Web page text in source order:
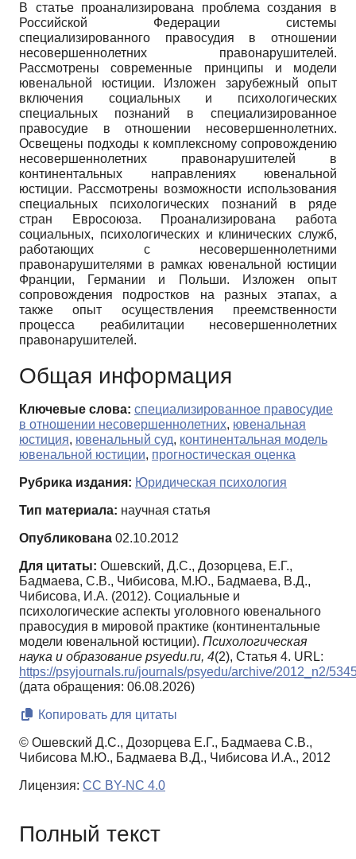
В статье проанализирована проблема создания в
Российской Федерации системы
специализированного правосудия в отношении
несовершеннолетних правонарушителей.
Рассмотрены современные принципы и модели
ювенальной юстиции. Изложен зарубежный опыт
включения социальных и психологических
специальных познаний в специализированное
правосудие в отношении несовершеннолетних.
Освещены подходы к комплексному сопровождению
несовершеннолетних правонарушителей в
континентальных направлениях ювенальной
юстиции. Рассмотрены возможности использования
специальных психологических познаний в ряде
стран Евросоюза. Проанализирована работа
социальных, психологических и клинических служб,
работающих с несовершеннолетними
правонарушителями в рамках ювенальной юстиции
Франции, Германии и Польши. Изложен опыт
сопровождения подростков на разных этапах, а
также опыт осуществления преемственности
процесса реабилитации несовершеннолетних
правонарушителей.
Общая информация
Ключевые слова: специализированное правосудие
в отношении несовершеннолетних, ювенальная
юстиция, ювенальный суд, континентальная модель
ювенальной юстиции, прогностическая оценка
Рубрика издания: Юридическая психология
Тип материала: научная статья
Опубликована 02.10.2012
Для цитаты: Ошевский, Д.С., Дозорцева, Е.Г.,
Бадмаева, С.В., Чибисова, М.Ю., Бадмаева, В.Д.,
Чибисова, И.А. (2012). Социальные и
психологические аспекты уголовного ювенального
правосудия в мировой практике (континентальные
модели ювенальной юстиции). Психологическая
наука и образование psyedu.ru, 4(2), Статья 4. URL:
https://psyjournals.ru/journals/psyedu/archive/2012_n2/
(дата обращения: 06.08.2026)
Копировать для цитаты
© Ошевский Д.С., Дозорцева Е.Г., Бадмаева С.В.,
Чибисова М.Ю., Бадмаева В.Д., Чибисова И.А., 2012
Лицензия: CC BY-NC 4.0
Полный текст